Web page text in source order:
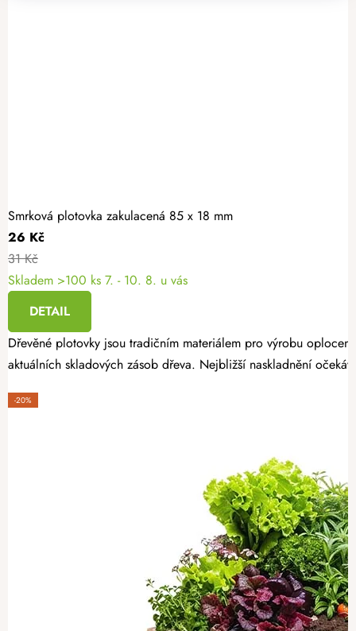
Smrková plotovka zakulacená 85 x 18 mm
26 Kč
31 Kč
Skladem >100 ks 7. - 10. 8. u vás
DETAIL
Dřevěné plotovky jsou tradičním materiálem pro výrobu
aktuálních skladových zásob dřeva. Nejbližší naskladnění
-20%